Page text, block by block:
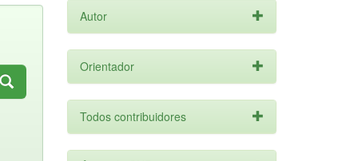
Autor
Orientador
Todos contribuidores